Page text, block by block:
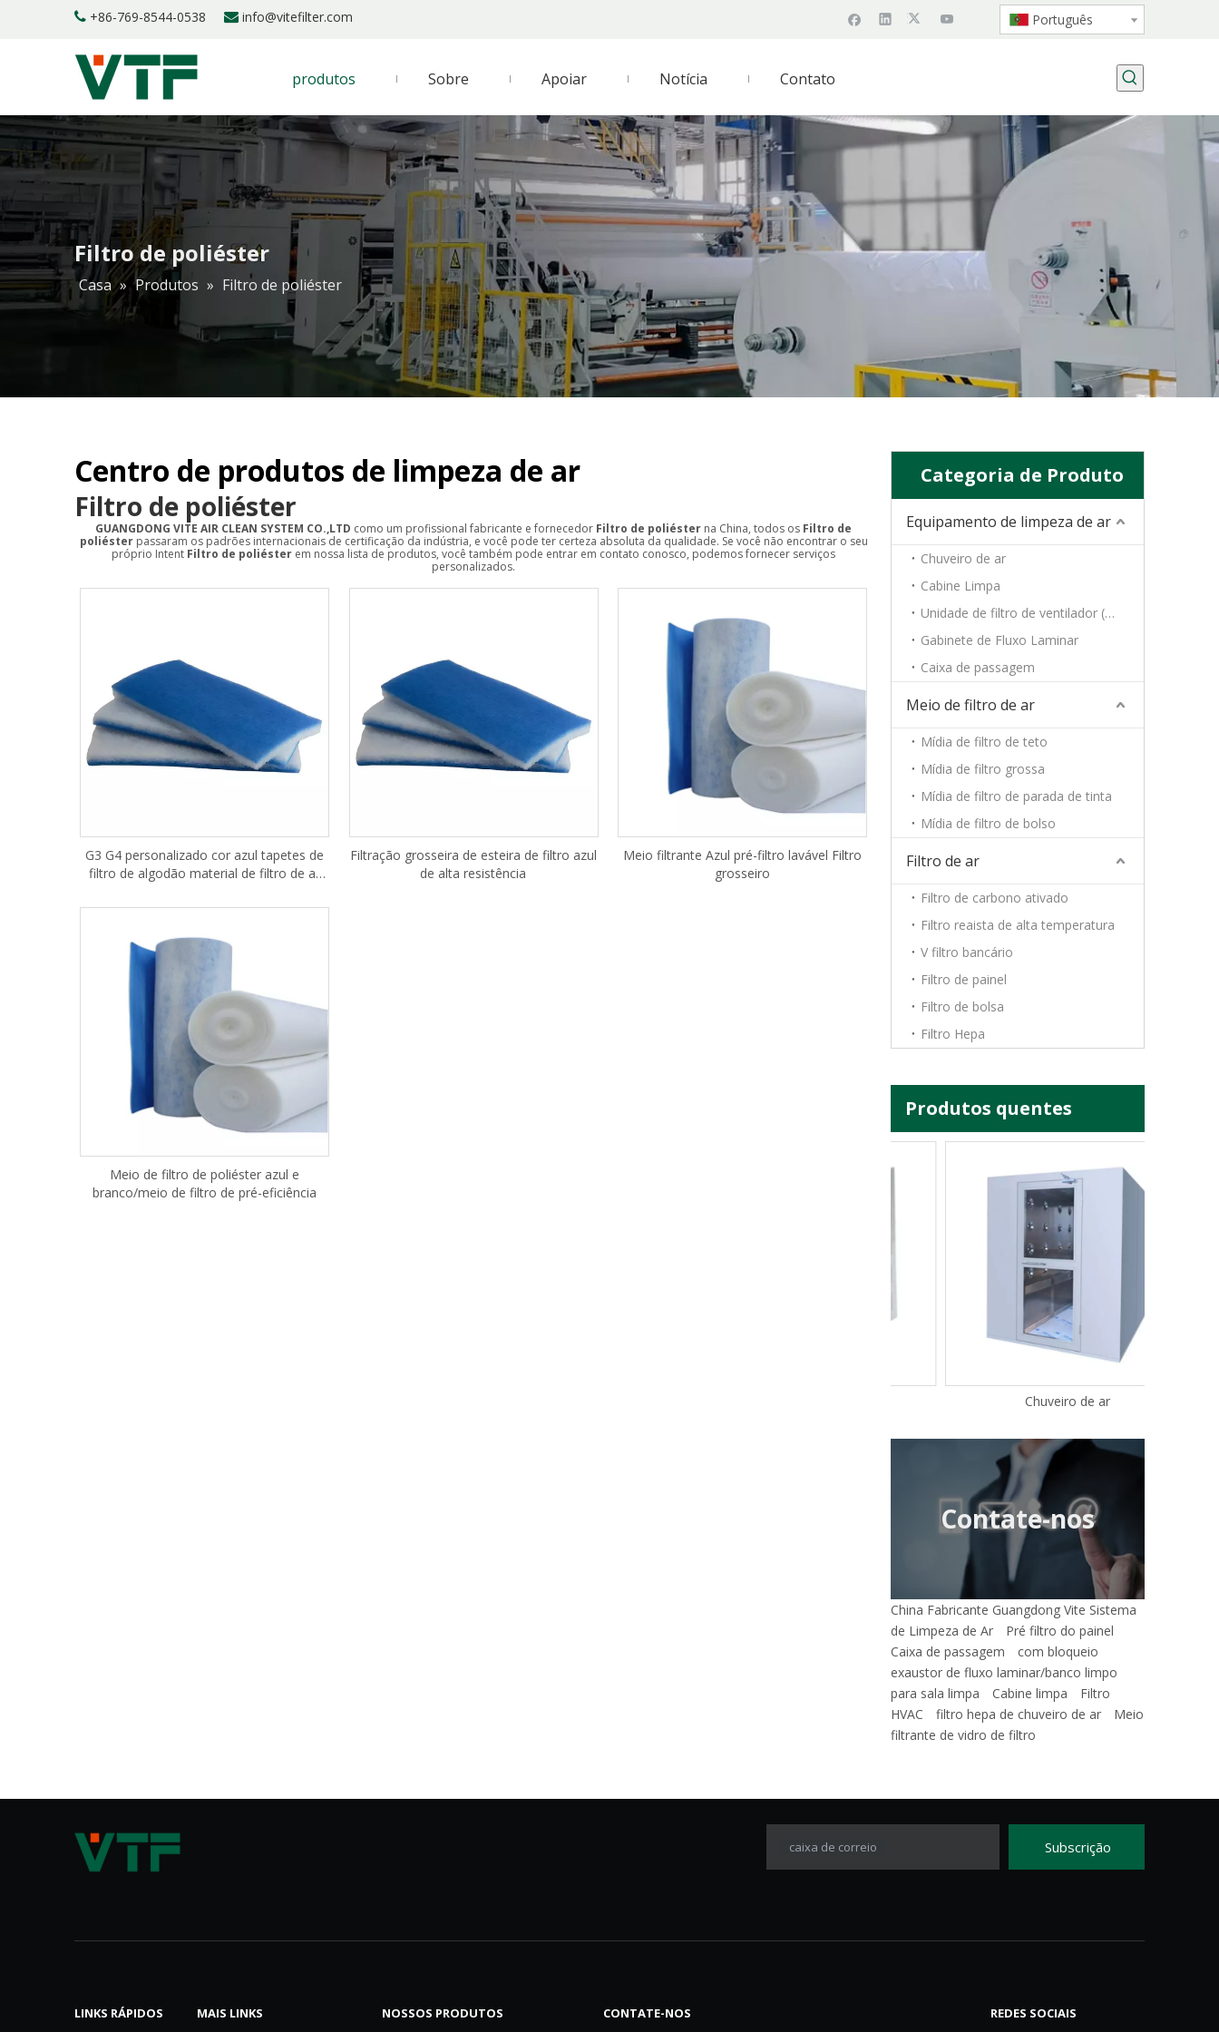
 +86-769-8544-0538  info@vitefilter.com Português
produtos Sobre Apoiar Notícia Contato
Filtro de poliéster
Casa » Produtos » Filtro de poliéster
Centro de produtos de limpeza de ar
Filtro de poliéster
GUANGDONG VITE AIR CLEAN SYSTEM CO.,LTD como um profissional fabricante e fornecedor Filtro de poliéster na China, todos os Filtro de
poliésterpassaram os padrões internacionais de certificação da indústria, e você pode ter certeza absoluta da qualidade. Se você não encontrar o seu
próprio Intent Filtro de poliéster em nossa lista de produtos, você também pode entrar em contato conosco, podemos fornecer serviços
personalizados.
G3 G4 personalizado cor azul tapetes de
filtro de algodão material de filtro de ar
Filtração grosseira de esteira de filtro azul
de alta resistência
Meio filtrante Azul pré-filtro lavável Filtro
grosseiro
Meio de filtro de poliéster azul e
branco/meio de filtro de pré-eficiência
Categoria de Produto
Equipamento de limpeza de ar
Chuveiro de ar
Cabine Limpa
Unidade de filtro de ventilador (FFU)
Gabinete de Fluxo Laminar
Caixa de passagem
Meio de filtro de ar
Mídia de filtro de teto
Mídia de filtro grossa
Mídia de filtro de parada de tinta
Mídia de filtro de bolso
Filtro de ar
Filtro de carbono ativado
Filtro reaista de alta temperatura
V filtro bancário
Filtro de painel
Filtro de bolsa
Filtro Hepa
Produtos quentes
Chuveiro de ar
Contate-nos
China Fabricante Guangdong Vite Sistema
de Limpeza de Ar
Pré filtro do painel
Caixa de passagem
com bloqueio
exaustor de fluxo laminar/banco limpo
para sala limpa
Cabine limpa
Filtro
HVAC
filtro hepa de chuveiro de ar
Meio
filtrante de vidro de filtro
caixa de correio Subscrição
LINKS RÁPIDOS MAIS LINKS NOSSOS PRODUTOS CONTATE-NOS REDES SOCIAIS